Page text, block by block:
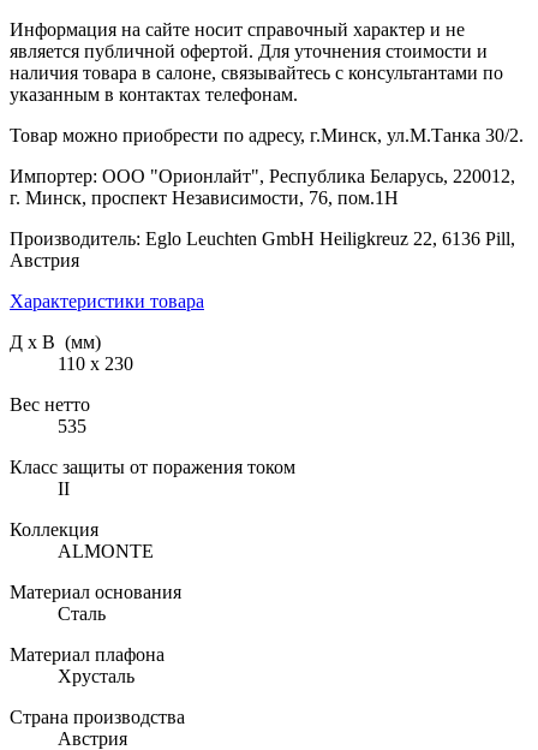
Информация на сайте носит справочный характер и не
является публичной офертой. Для уточнения стоимости и
наличия товара в салоне, связывайтесь с консультантами по
указанным в контактах телефонам.
Товар можно приобрести по адресу, г.Минск, ул.М.Танка 30/2.
Импортер: ООО "Орионлайт", Республика Беларусь, 220012,
г. Минск, проспект Независимости, 76, пом.1Н
Производитель: Eglo Leuchten GmbH Heiligkreuz 22, 6136 Pill,
Австрия
Характеристики товара
Д х В (мм)
110 х 230
Вес нетто
535
Класс защиты от поражения током
II
Коллекция
ALMONTE
Материал основания
Сталь
Материал плафона
Хрусталь
Страна производства
Австрия